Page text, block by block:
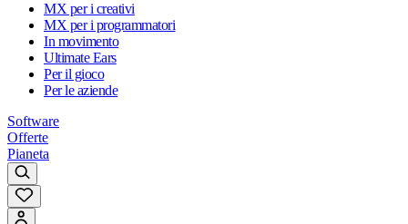
MX per i creativi
MX per i programmatori
In movimento
Ultimate Ears
Per il gioco
Per le aziende
Software
Offerte
Pianeta